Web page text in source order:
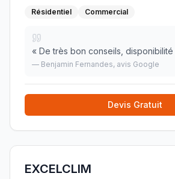
Résidentiel Commercial
« De très bon conseils, disponibilité
— Benjamin Fernandes, avis Google
Devis Gratuit
EXCELCLIM